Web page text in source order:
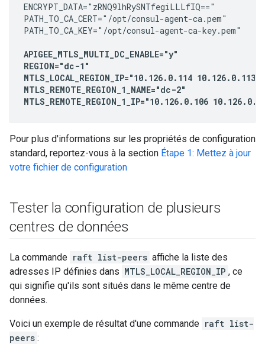
ENCRYPT_DATA="zRNQ9lhRySNTfegiLLLfIQ=="
PATH_TO_CA_CERT="/opt/consul-agent-ca.pem"
PATH_TO_CA_KEY="/opt/consul-agent-ca-key.pem"
APIGEE_MTLS_MULTI_DC_ENABLE="y"
REGION="dc-1"
MTLS_LOCAL_REGION_IP="10.126.0.114
MTLS_REMOTE_REGION_1_NAME="dc-2"
MTLS_REMOTE_REGION_1_IP="10.126.0.106
Pour plus d'informations sur les propriétés de configuration
standard, reportez-vous à la section Étape 1: Mettez à jour
votre fichier de configuration
Tester la configuration de plusieurs
centres de données
La commande raft list-peers affiche la liste des
adresses IP définies dans MTLS_LOCAL_REGION_IP , ce
qui signifie qu'ils sont situés dans le même centre de
données.
Voici un exemple de résultat d'une commande raft list-
peers :